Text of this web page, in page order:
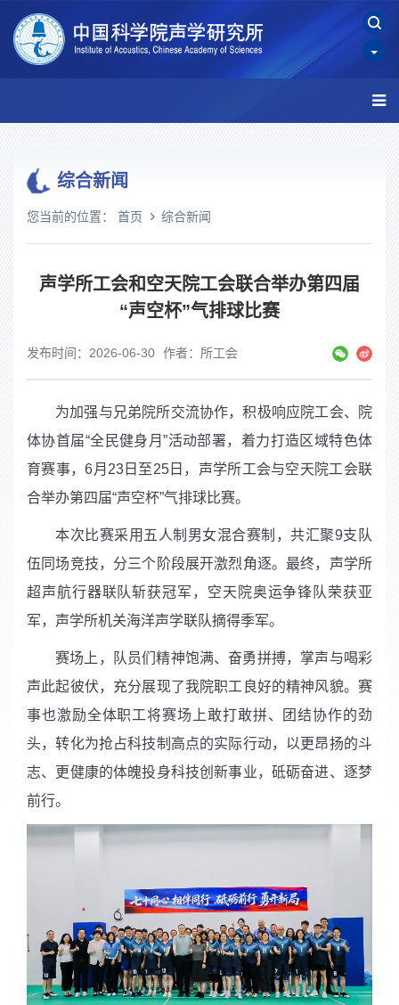
综合新闻
您当前的位置： 首页 综合新闻
声学所工会和空天院工会联合举办第四届
“声空杯”气排球比赛
发布时间：2026-06-30 作者：所工会
为加强与兄弟院所交流协作，积极响应院工会、院
体协首届“全民健身月”活动部署，着力打造区域特色体
育赛事，6月 23日至25日，声学所工会与空天院工会联
合举办第四届“声空杯”气排球比赛。
本次比赛采用五人制男女混合赛制，共汇聚9支队
伍同场竞技，分三个阶段展开激烈角逐。最终，声学所
超声航行器联队斩获冠军，空天院奥运争锋队荣获亚
军，声学所机关海洋声学联队摘得季军。
赛场上，队员们精神饱满、奋勇拼搏，掌声与喝彩
声此起彼伏，充分展现了我院职工良好的精神风貌。赛
事也激励全体职工将赛场上敢打敢拼、团结协作的劲
头，转化为抢占科技制高点的实际行动，以更昂扬的斗
志、更健康的体魄投身科技创新事业，砥砺奋进、逐梦
前行。